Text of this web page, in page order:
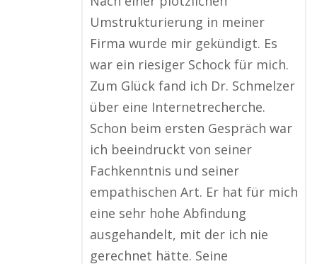
Umstrukturierung in meiner
Firma wurde mir gekündigt. Es
war ein riesiger Schock für mich.
Zum Glück fand ich Dr. Schmelzer
über eine Internetrecherche.
Schon beim ersten Gespräch war
ich beeindruckt von seiner
Fachkenntnis und seiner
empathischen Art. Er hat für mich
eine sehr hohe Abfindung
ausgehandelt, mit der ich nie
gerechnet hätte. Seine